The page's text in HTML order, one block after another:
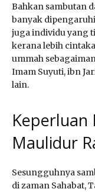
Bahkan sambutan
banyak dipengaruhi
juga individu yang
kerana lebih
ummah
Imam Suyuti, ibn
lain.
Keperluan
Maulidur
Sesungguhnya
di zaman Sahabat,